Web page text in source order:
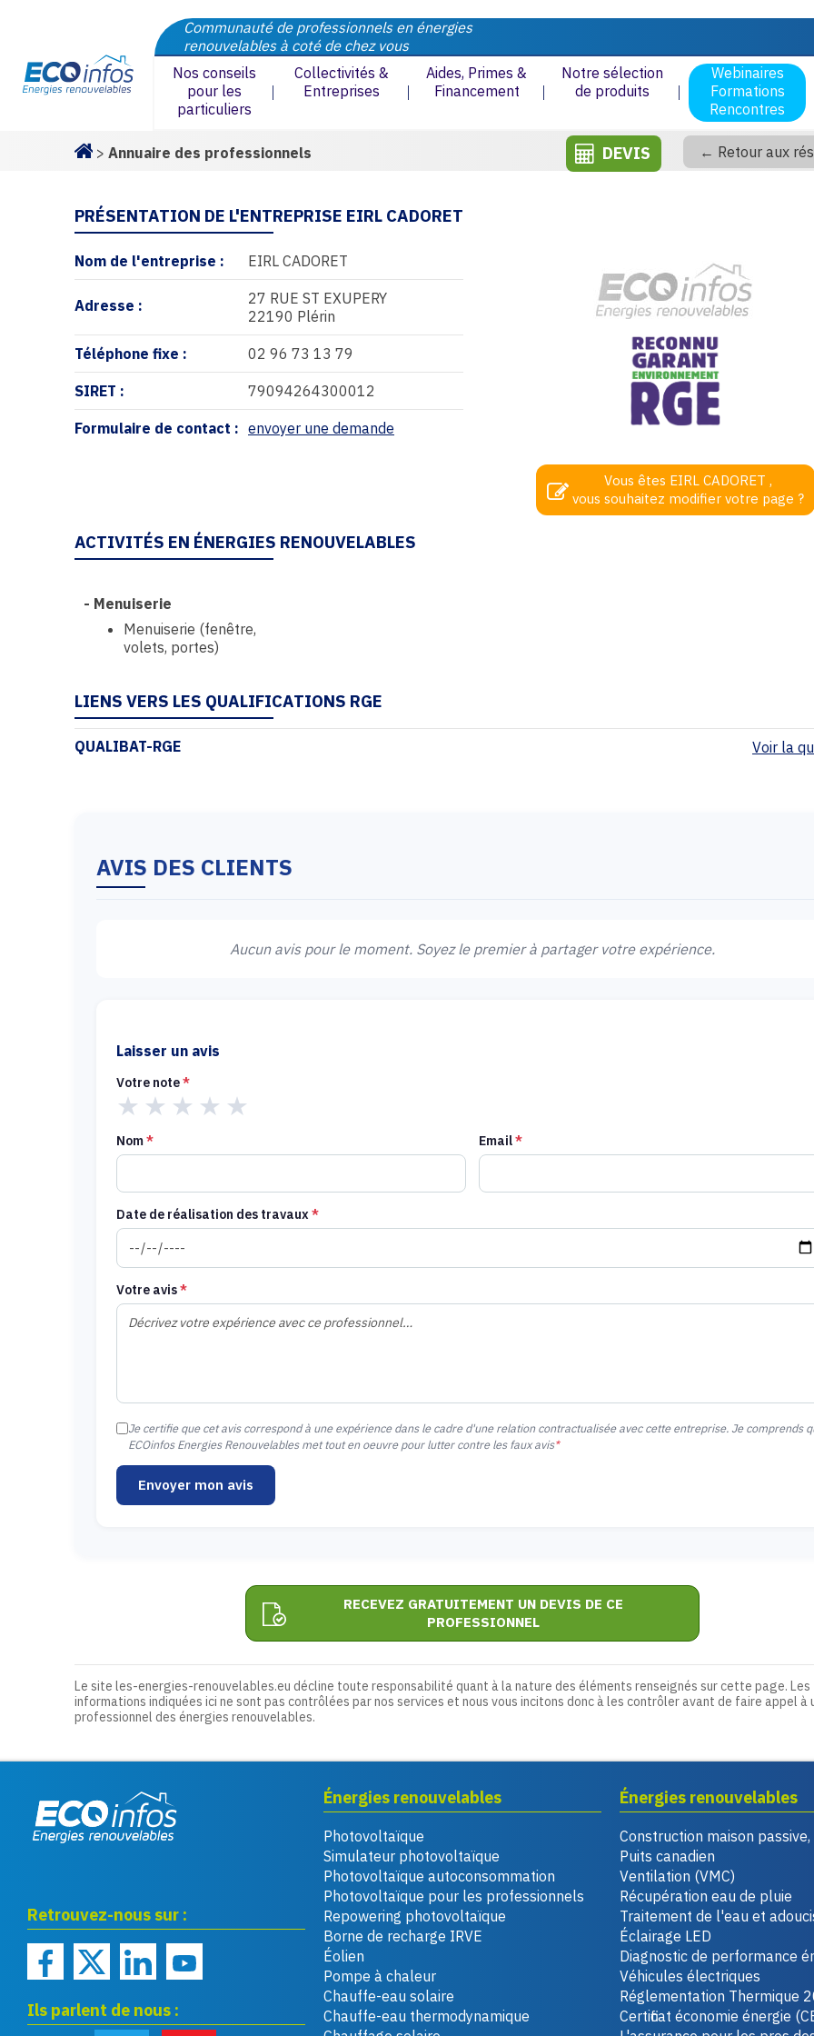
Communauté de professionnels en énergies
renouvelables à coté de chez vous
Nos conseils
pour les
particuliers
Collectivités &
Entreprises
Aides, Primes &
Financement
Notre sélection
de produits
Webinaires
Formations
Rencontres
> Annuaire des professionnels DEVIS ← Retour aux
PRÉSENTATION DE L'ENTREPRISE EIRL CADORET
Nom de l'entreprise : EIRL CADORET
Adresse :
27 RUE ST EXUPERY
22190 Plérin
Téléphone fixe : 02 96 73 13 79
SIRET : 79094264300012
Formulaire de contact : envoyer une demande
Vous êtes EIRL CADORET ,
vous souhaitez modifier votre page ?
ACTIVITÉS EN ÉNERGIES RENOUVELABLES
- Menuiserie
Menuiserie (fenêtre,
volets, portes)
LIENS VERS LES QUALIFICATIONS RGE
QUALIBAT-RGE Voir la
AVIS DES CLIENTS
Aucun avis pour le moment. Soyez le premier à partager votre expérience.
Laisser un avis
Votre note*
★ ★ ★ ★ ★
Nom* Email*
Date de réalisation des travaux *
Votre avis*
Je certifie que cet avis correspond à une expérience dans le cadre d'une relation contractualisée avec cette entreprise. Je comprends
ECOinfos Energies Renouvelables met tout en oeuvre pour lutter contre les faux avis*
Envoyer mon avis
RECEVEZ GRATUITEMENT UN DEVIS DE CE
PROFESSIONNEL
Le site les-energies-renouvelables.eu décline toute responsabilité quant à la nature des éléments renseignés sur cette page. Les
informations indiquées ici ne sont pas contrôlées par nos services et nous vous incitons donc à les contrôler avant de faire appel à
professionnel des énergies renouvelables.
Retrouvez-nous sur :
Ils parlent de nous :
Énergies renouvelables
Photovoltaïque
Simulateur photovoltaïque
Photovoltaïque autoconsommation
Photovoltaïque pour les professionnels
Repowering photovoltaïque
Borne de recharge IRVE
Éolien
Pompe à chaleur
Chauffe-eau solaire
Chauffe-eau thermodynamique
Énergies renouvelables
Construction maison passive,
Puits canadien
Ventilation (VMC)
Récupération eau de pluie
Traitement de l'eau et
Éclairage LED
Diagnostic de performance
Véhicules électriques
Réglementation Thermique
Certificat économie énergie